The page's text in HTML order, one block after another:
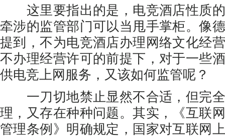
这里要指出的是，电竞酒店性质的
牵涉的监管部门可以当甩手掌柜。像
提到，不为电竞酒店办理网络文化经
不办理经营许可的前提下，对于一些
供电竞上网服务，又该如何监管呢？
一刀切地禁止显然不合适，但完全
理，又存在种种问题。其实，《互联
管理条例》明确规定，国家对互联网